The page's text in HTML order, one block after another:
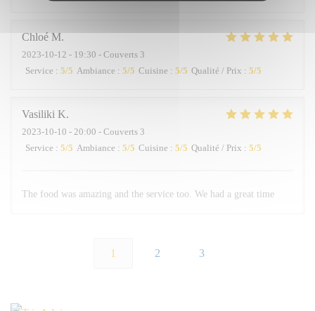
Chloé M
2023-10-12 - 19:30 - Couverts 3
Service : 5/5 Ambiance : 5/5 Cuisine : 5/5 Qualité / Prix : 5/5
Vasiliki K
2023-10-10 - 20:00 - Couverts 3
Service : 5/5 Ambiance : 5/5 Cuisine : 5/5 Qualité / Prix : 5/5
The food was amazing and the service too. We had a great time
1 2 3